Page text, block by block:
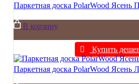
Паркетная доска PolarWood Ясень
В корзину
Купить
Паркетная доска PolarWood Ясень